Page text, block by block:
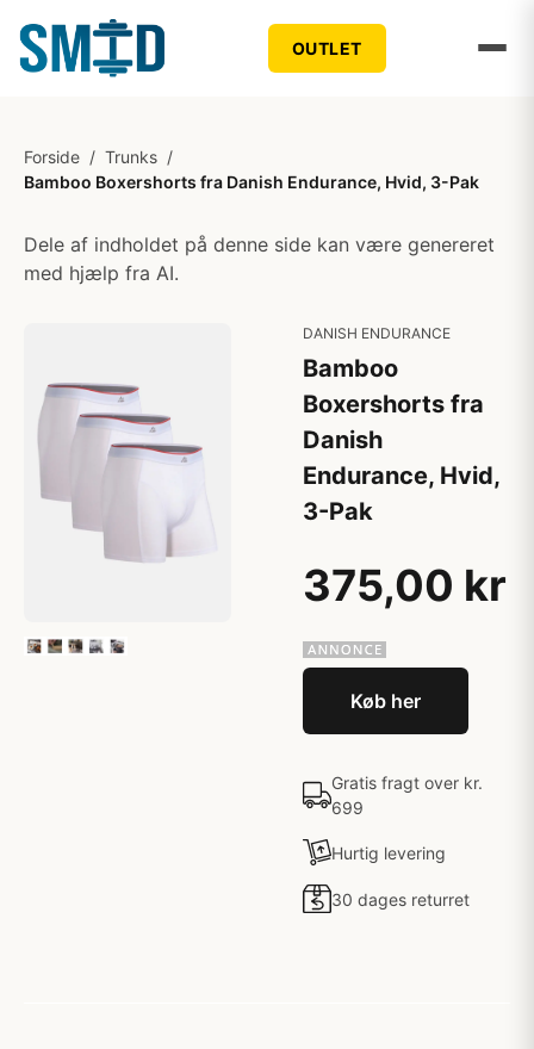
OUTLET
Forside / Trunks /
Bamboo Boxershorts fra Danish Endurance, Hvid, 3-Pak
Dele af indholdet på denne side kan være genereret
med hjælp fra AI.
DANISH ENDURANCE
Bamboo
Boxershorts fra
Danish
Endurance, Hvid,
3-Pak
375,00 kr
Køb her
Gratis fragt over kr.
699
Hurtig levering
30 dages returret